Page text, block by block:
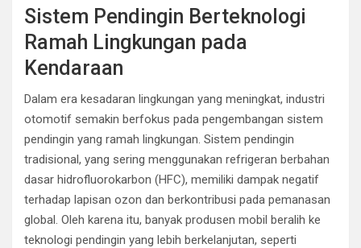
Sistem Pendingin Berteknologi
Ramah Lingkungan pada
Kendaraan
Dalam era kesadaran lingkungan yang meningkat, industri
otomotif semakin berfokus pada pengembangan sistem
pendingin yang ramah lingkungan. Sistem pendingin
tradisional, yang sering menggunakan refrigeran berbahan
dasar hidrofluorokarbon (HFC), memiliki dampak negatif
terhadap lapisan ozon dan berkontribusi pada pemanasan
global. Oleh karena itu, banyak produsen mobil beralih ke
teknologi pendingin yang lebih berkelanjutan, seperti